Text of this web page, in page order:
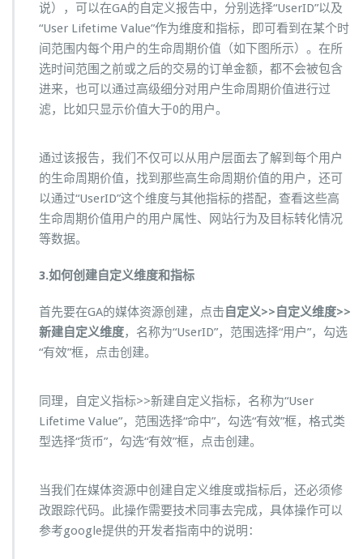
说），可以在GA的自定义报告中，分别选择“UserID”以及
“User Lifetime Value”作为维度和指标，即可看到在某个时
间范围内每个用户的生命周期价值（如下图所示）。在所
选时间范围之前或之后的交易的订单金额，都不会被包含
进来，也可以通过高级细分对用户生命周期价值进行过
滤，比如只显示价值大于0的用户。
通过该报告，我们不仅可以从用户层面去了解到每个用户
的生命周期价值，找到那些高生命周期价值的用户，还可
以通过“UserID”这个维度与其他指标的搭配，查看这些高
生命周期价值用户的用户属性、网站行为及目标转化情况
等数据。
3.如何创建自定义维度和指标
首先要在GA的媒体资源创建，点击自定义>>自定义维度>>
新建自定义维度，名称为“UserID”，范围选择“用户”，勾选
“有效”框，点击创建。
同理，自定义指标>>新建自定义指标，名称为“User
Lifetime Value”，范围选择“命中”，勾选“有效”框，格式类
型选择“货币”，勾选“有效”框，点击创建。
当我们在媒体资源中创建自定义维度或指标后，还必须修
改跟踪代码。此操作需要技术同事去完成，具体操作可以
参考google提供的开发者指南中的说明：